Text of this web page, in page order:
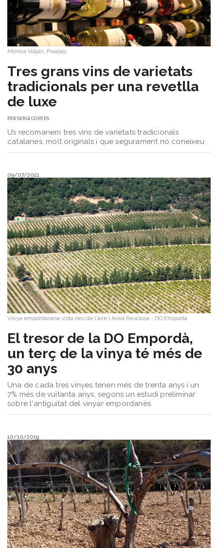
Monica Volpin, Pixabay
Tres grans vins de varietats
tradicionals per una revetlla
de luxe
PERSERGI CORTÉS
Us recomanem tres vins de varietats tradicionals
catalanes, molt originals i que segurament no coneixeu
09/07/2021
Vinya empordanesa vista des de l'aire Aniol Resclosa - DO Empordà
El tresor de la DO Empordà,
un terç de la vinya té més de
30 anys
Una de cada tres vinyes tenen més de trenta anys i un
7% més de vuitanta anys, segons un estudi preliminar
sobre l'antiguitat del vinyar empordanès
10/10/2019